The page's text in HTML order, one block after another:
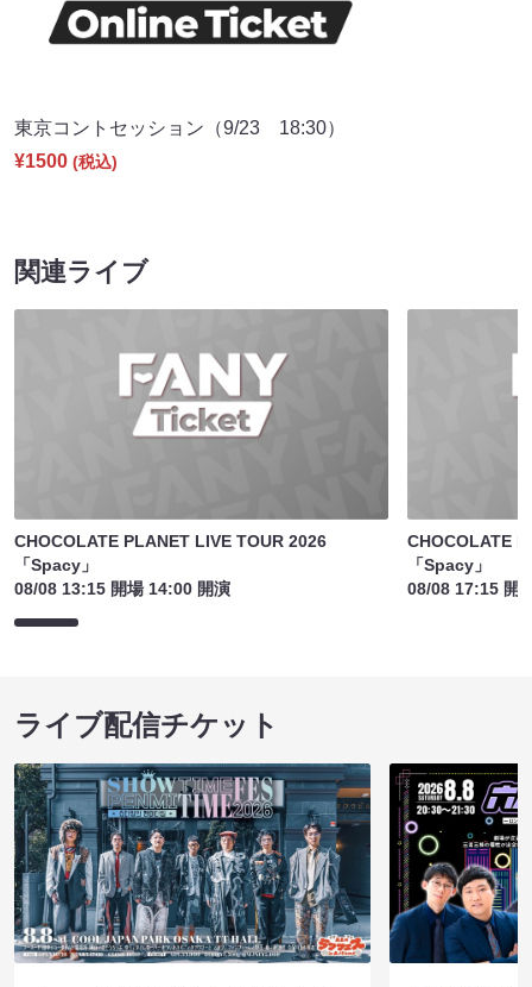
東京コントセッション（9/23 18:30）
¥1500 (税込)
関連ライブ
CHOCOLATE PLANET LIVE TOUR 2026
「Spacy」
08/08 13:15 開場 14:00 開演
CHOCOLATE
「Spacy」
08/08 17:15 開
ライブ配信チケット